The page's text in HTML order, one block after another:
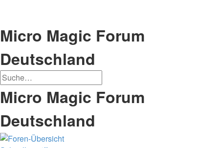
Micro Magic Forum
Deutschland
Suche
Micro Magic Forum
Deutschland